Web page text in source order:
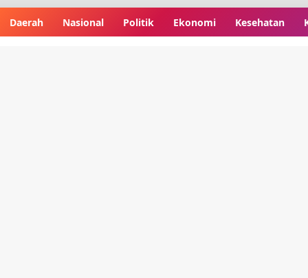
Daerah Nasional Politik Ekonomi Kesehatan